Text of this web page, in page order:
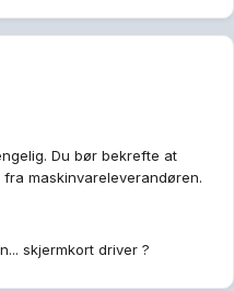
Du bør bekrefte at
maskinvareleverandøren.
skjermkort driver ?